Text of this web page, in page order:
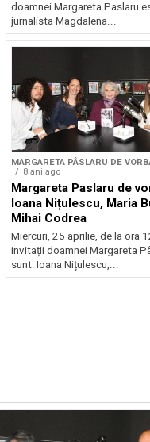
doamnei Margareta Paslaru
jurnalista Magdalena...
MARGARETA PÂSLARU DE
8 ani ago
Margareta Paslaru de
Ioana Nițulescu, Maria
Mihai Codrea
Miercuri, 25 aprilie, de la ora
invitații doamnei Margareta
sunt: Ioana Nițulescu,...